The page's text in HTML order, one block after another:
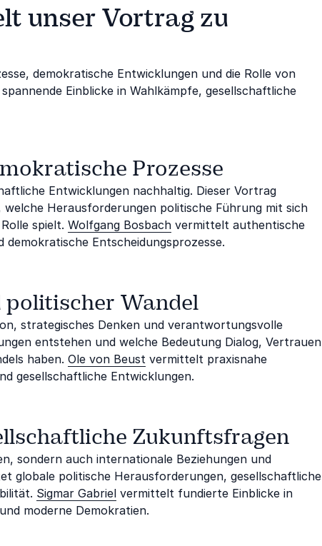
unser Vortrag zu
demokratische Entwicklungen und die Rolle von
Einblicke in Wahlkämpfe, gesellschaftliche
Prozesse
Entwicklungen nachhaltig. Dieser Vortrag
Herausforderungen politische Führung mit sich
spielt. Wolfgang Bosbach vermittelt authentische
Entscheidungsprozesse.
Wandel
strategisches Denken und verantwortungsvolle
entstehen und welche Bedeutung Dialog, Vertrauen
haben. Ole von Beust vermittelt praxisnahe
gesellschaftliche Entwicklungen.
Zukunftsfragen
sondern auch internationale Beziehungen und
globale politische Herausforderungen, gesellschaftliche
Sigmar Gabriel vermittelt fundierte Einblicke in
moderne Demokratien.